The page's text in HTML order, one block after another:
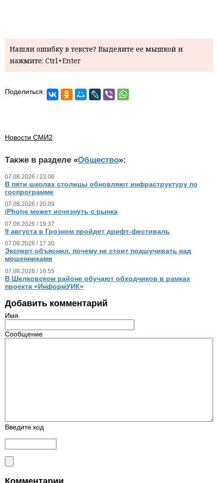
Нашли ошибку в тексте? Выделите ее мышкой и
нажмите: Ctrl+Enter
Поделиться:
Новости СМИ2
Также в разделе «Общество»:
07.08.2026 / 23.06
В пяти школах столицы обновляют инфраструктуру по
госпрограмме
07.08.2026 / 20.09
iPhone может исчезнуть с рынка
07.08.2026 / 19.37
9 августа в Грозном пройдет дрифт-фестиваль
07.08.2026 / 17.30
Эксперт объяснил, почему не стоит подшучивать над
мошенниками
07.08.2026 / 16.55
В Шелковском районе обучают обходчиков в рамках
проекта «ИнформУИК»
Добавить комментарий
Имя
Сообщение
Введите код